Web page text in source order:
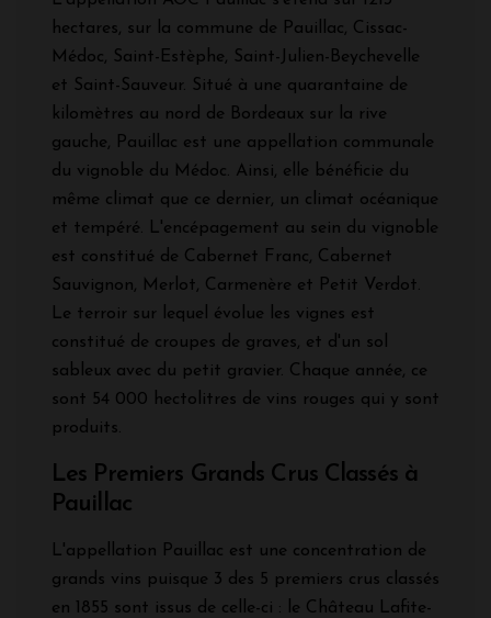
hectares, sur la commune de Pauillac, Cissac-
Médoc, Saint-Estèphe, Saint-Julien-Beychevelle
et Saint-Sauveur. Situé à une quarantaine de
kilomètres au nord de Bordeaux sur la rive
gauche, Pauillac est une appellation communale
du vignoble du Médoc. Ainsi, elle bénéficie du
même climat que ce dernier, un climat océanique
et tempéré. L'encépagement au sein du vignoble
est constitué de Cabernet Franc, Cabernet
Sauvignon, Merlot, Carmenère et Petit Verdot.
Le terroir sur lequel évolue les vignes est
constitué de croupes de graves, et d'un sol
sableux avec du petit gravier. Chaque année, ce
sont 54 000 hectolitres de vins rouges qui y sont
produits.
Les Premiers Grands Crus Classés à
Pauillac
L'appellation Pauillac est une concentration de
grands vins puisque 3 des 5 premiers crus classés
en 1855 sont issus de celle-ci : le Château Lafite-